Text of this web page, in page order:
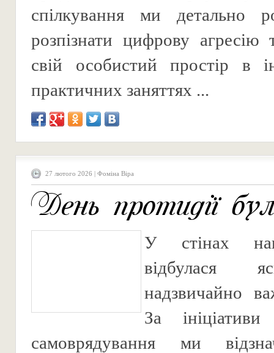
спілкування ми детально
розпізнати цифрову агресію
свій особистий простір в
практичних заняттях ...
27 лютого 2026 | Фоміна Віра
День протидії
У стінах
відбулася
надзвичайно
За ініціативи
самоврядування ми